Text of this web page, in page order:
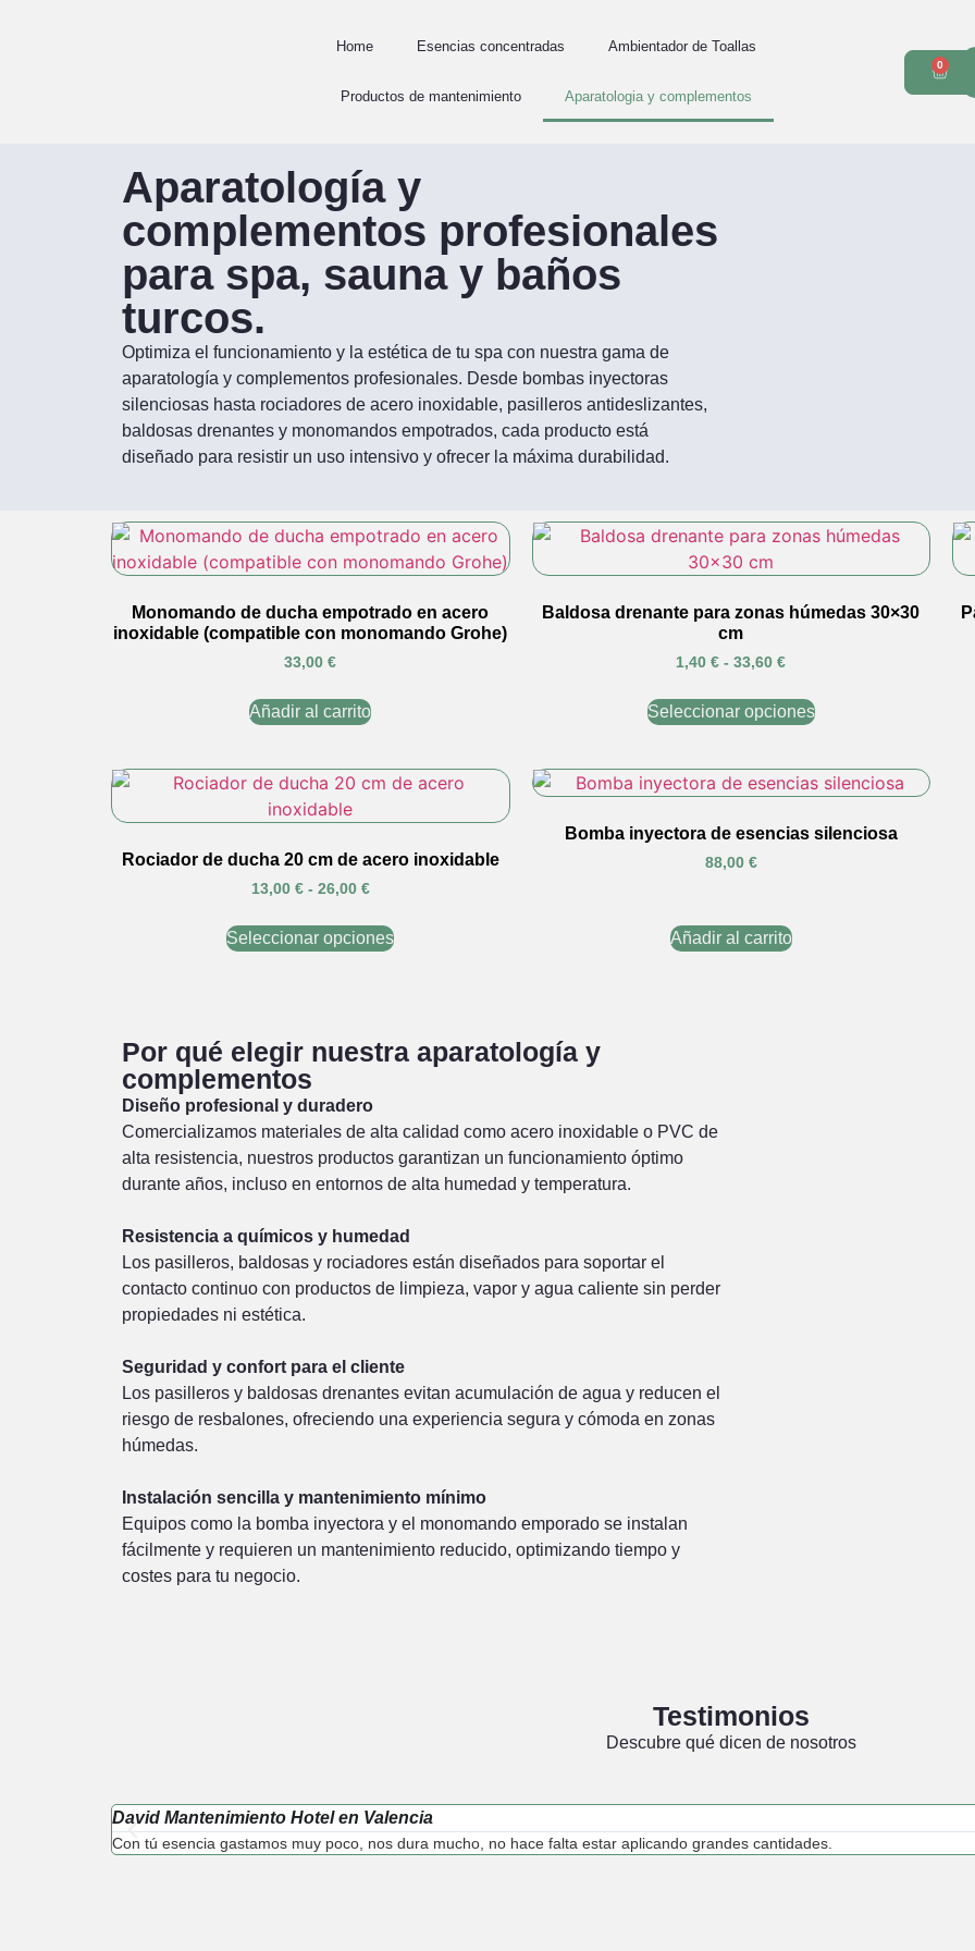
Home Esencias concentradas Ambientador de Toallas
Productos de mantenimiento Aparatologia y complementos
0
Aparatología y
complementos profesionales
para spa, sauna y baños
turcos.
Optimiza el funcionamiento y la estética de tu spa con nuestra gama de
aparatología y complementos profesionales. Desde bombas inyectoras
silenciosas hasta rociadores de acero inoxidable, pasilleros antideslizantes,
baldosas drenantes y monomandos empotrados, cada producto está
diseñado para resistir un uso intensivo y ofrecer la máxima durabilidad.
Monomando de ducha empotrado en acero
inoxidable (compatible con monomando Grohe)
33,00€
Añadir al carrito
Baldosa drenante para zonas húmedas 30×30
cm
1,40€ - 33,60€
Seleccionar opciones
Rociador de ducha 20 cm de acero inoxidable
13,00 € - 26,00 €
Seleccionar opciones
Bomba inyectora de esencias silenciosa
88,00 €
Añadir al carrito
Por qué elegir nuestra aparatología y
complementos
Diseño profesional y duradero
Comercializamos materiales de alta calidad como acero inoxidable o PVC de
alta resistencia, nuestros productos garantizan un funcionamiento óptimo
durante años, incluso en entornos de alta humedad y temperatura.
Resistencia a químicos y humedad
Los pasilleros, baldosas y rociadores están diseñados para soportar el
contacto continuo con productos de limpieza, vapor y agua caliente sin perder
propiedades ni estética.
Seguridad y confort para el cliente
Los pasilleros y baldosas drenantes evitan acumulación de agua y reducen el
riesgo de resbalones, ofreciendo una experiencia segura y cómoda en zonas
húmedas.
Instalación sencilla y mantenimiento mínimo
Equipos como la bomba inyectora y el monomando emporado se instalan
fácilmente y requieren un mantenimiento reducido, optimizando tiempo y
costes para tu negocio.
Testimonios
Descubre qué dicen de nosotros
David Mantenimiento Hotel en Valencia
Con tú esencia gastamos muy poco, nos dura mucho, no hace falta estar aplicando grandes cantidades.